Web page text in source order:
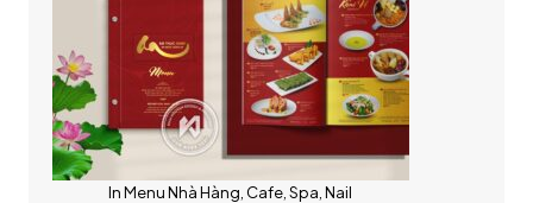
In Menu Nhà Hàng, Cafe, Spa, Nail